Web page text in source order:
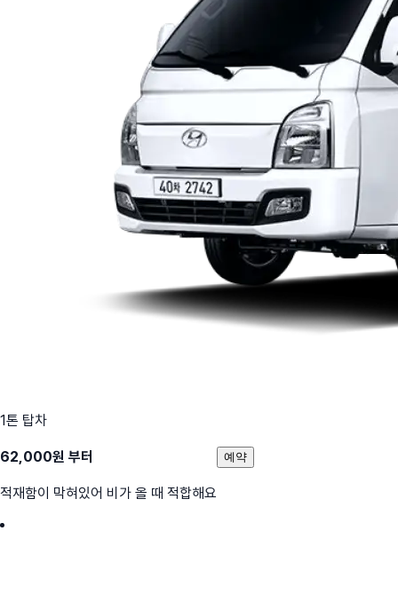
1톤 탑차
62,000원 부터
적재함이 막혀있어 비가 올 때 적합해요
예약